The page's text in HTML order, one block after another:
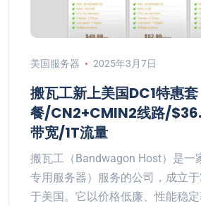
美国服务器 2025年3月7日
搬瓦工新上美国DC1特惠套
餐/CN2+CMIN2线路/
带宽/1T流量
搬瓦工（Bandwagon Host）是一
专用服务器）服务的公司，成立
于美国。它以价格低廉、性能稳